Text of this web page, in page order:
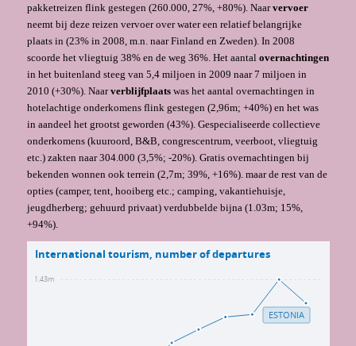
pakketreizen flink gestegen (260.000, 27%, +80%). Naarvervoer
neemt bij deze reizen vervoer over water een relatief belangrijke
plaats in (23% in 2008, m.n. naar Finland en Zweden). In 2008
scoorde het vliegtuig 38% en de weg 36%. Het aantal overnachtingen
in het buitenland steeg van 5,4 miljoen in 2009 naar 7 miljoen in
2010 (+30%). Naarverblijfplaatswas het aantal overnachtingen in
hotelachtige onderkomens flink gestegen (2,96m; +40%) en het was
in aandeel het grootst geworden (43%). Gespecialiseerde collectieve
onderkomens (kuuroord, B&B, congrescentrum, veerboot, vliegtuig
etc.) zakten naar 304.000 (3,5%; -20%). Gratis overnachtingen bij
bekenden wonnen ook terrein (2,7m; 39%, +16%). maar de rest van de
opties (camper, tent, hooiberg etc.; camping, vakantiehuisje,
jeugdherberg; gehuurd privaat) verdubbelde bijna (1.03m; 15%,
+94%).